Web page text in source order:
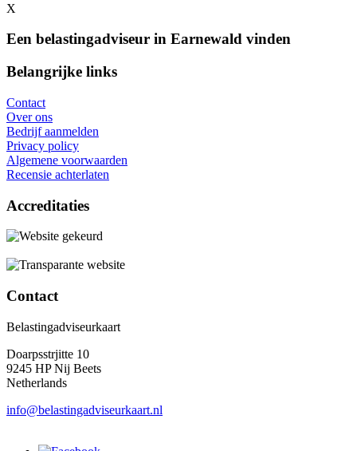
X
Een belastingadviseur in Earnewald vinden
Belangrijke links
Contact
Over ons
Bedrijf aanmelden
Privacy policy
Algemene voorwaarden
Recensie achterlaten
Accreditaties
Contact
Belastingadviseurkaart
Doarpsstrjitte 10
9245 HP Nij Beets
Netherlands
info@belastingadviseurkaart.nl